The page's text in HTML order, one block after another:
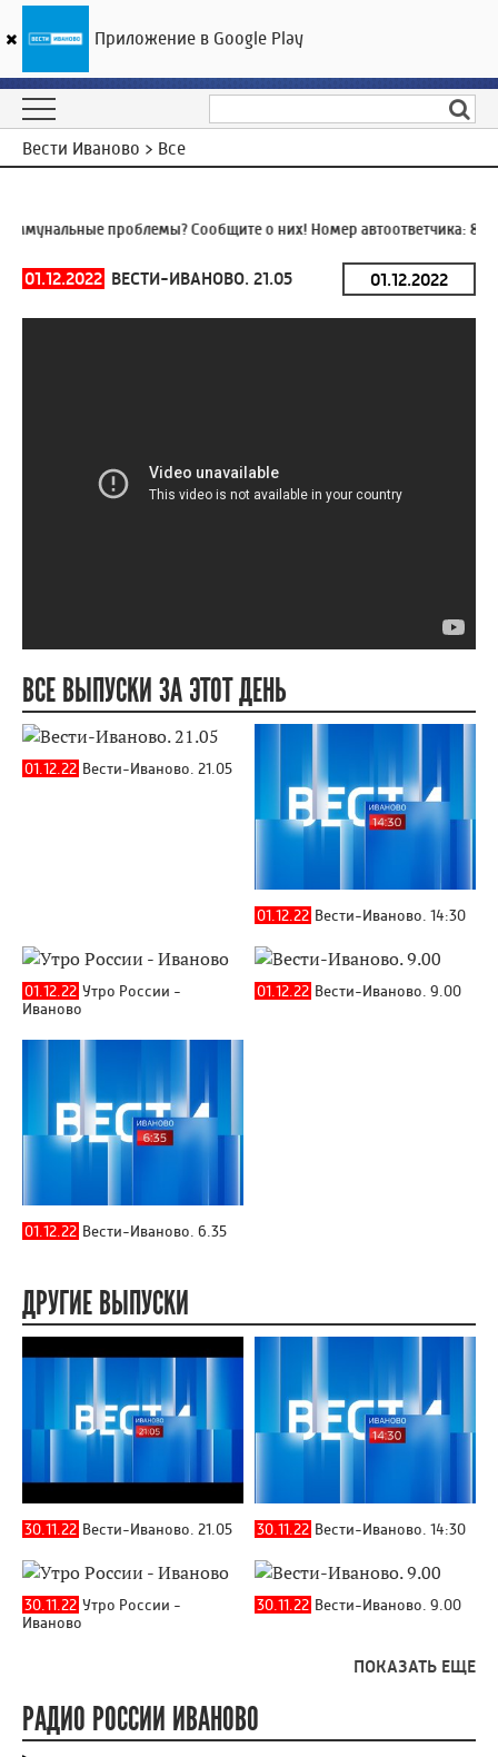
ГТРК «Ивтелерадио»
Вести Иваново > Все
проблемы? Сообщите о них! Номер автоответчика:8
01.12.2022 ВЕСТИ-ИВАНОВО. 21.05
ВСЕ ВЫПУСКИ ЗА ЭТОТ ДЕНЬ
01.12.22 Вести-Иваново. 21.05
01.12.22 Вести-Иваново. 14:30
01.12.22 Утро России -
Иваново
01.12.22 Вести-Иваново. 9.00
01.12.22 Вести-Иваново. 6.35
ДРУГИЕ ВЫПУСКИ
30.11.22 Вести-Иваново. 21.05 30.11.22 Вести-Иваново. 14:30
30.11.22 Утро России -
Иваново
30.11.22 Вести-Иваново. 9.00
ПОКАЗАТЬ ЕЩЕ
РАДИО РОССИИ ИВАНОВО
Приложение в Google Play